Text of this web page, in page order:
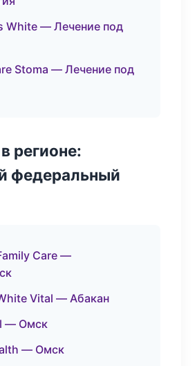
White — Лечение под
Stoma — Лечение под
регионе:
федеральный
Care —
Vital — Абакан
— Омск
— Омск